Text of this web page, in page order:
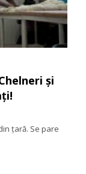
şi
țară. Se pare